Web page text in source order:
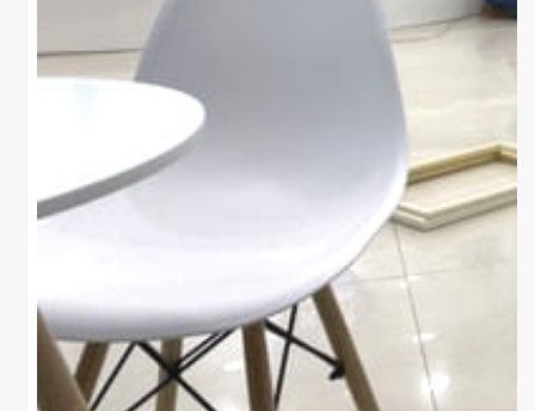
Tối ưu diện tích:
Tăng năng suất làm việc của bác sĩ.
Vật liệu chuyên dụng:
Độ bền cao, chuẩn y khoa và
Giá thành trực tiếp:
Làm việc trực tiếp với xưởng thi
trung gian.